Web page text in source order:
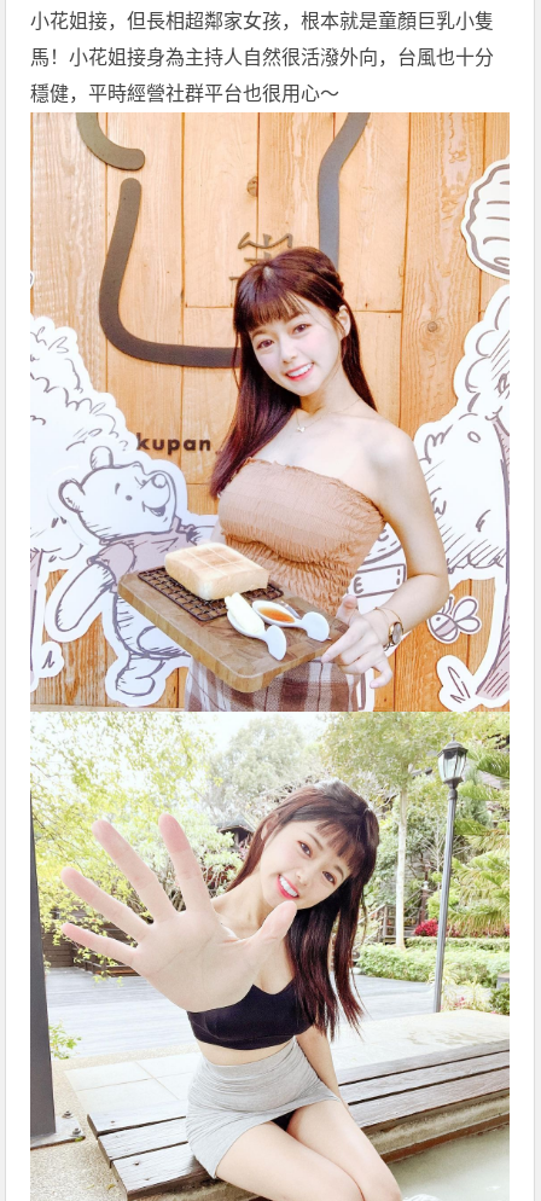
小花姐接，但長相超鄰家女孩，根本就是童顏巨乳小隻
馬！小花姐接身為主持人自然很活潑外向，台風也十分
穩健，平時經營社群平台也很用心～